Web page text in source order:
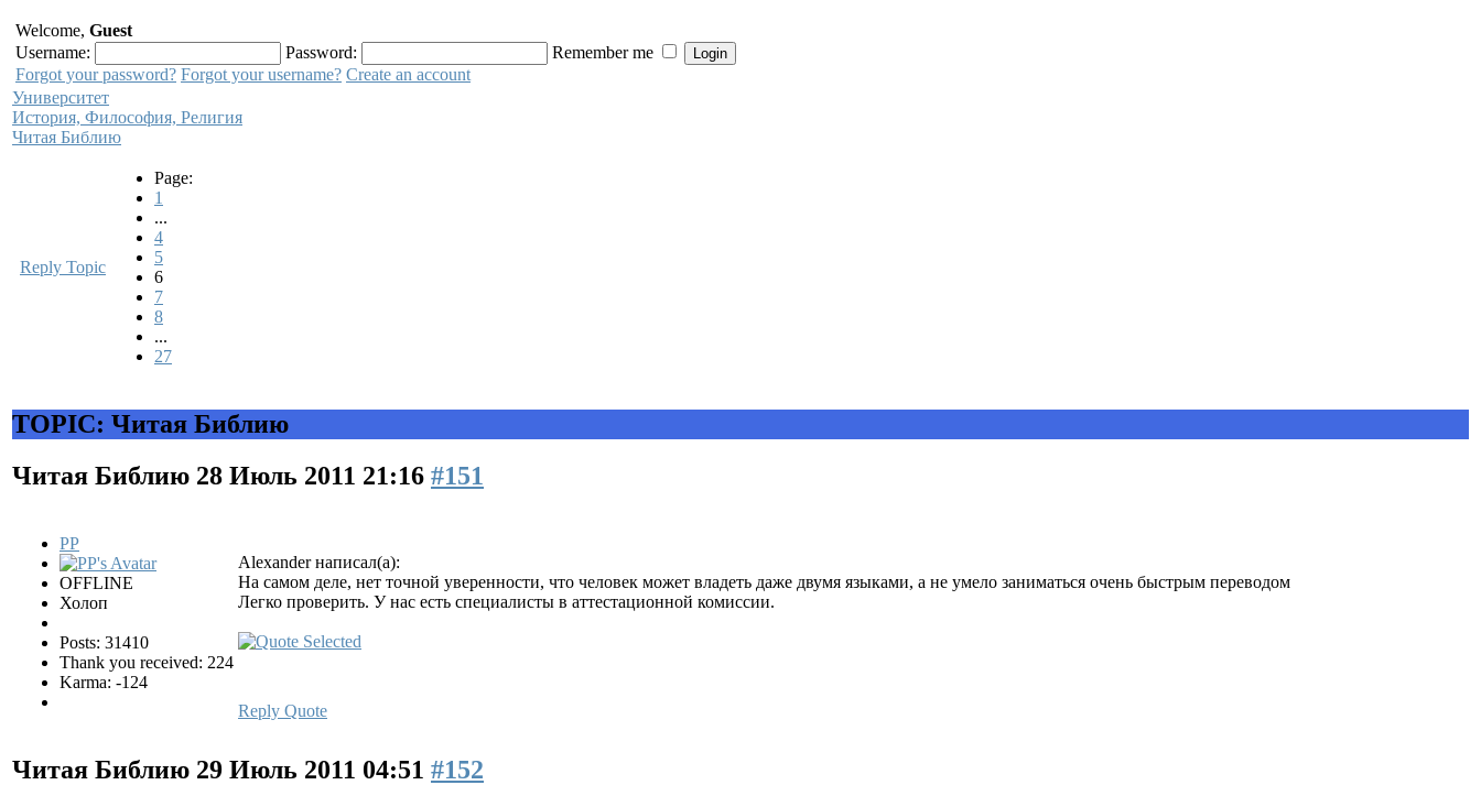
Welcome, Guest
Username:
Password:
Remember me
Forgot your password? Forgot your username? Create an account
Университет
История, Философия, Религия
Читая Библию
Reply Topic
Page:
1
...
4
5
6
7
8
...
27
TOPIC: Читая Библию
Читая Библию 28 Июль 2011 21:16 #151
PP
OFFLINE
Холоп
Posts: 31410
Thank you received: 224
Karma: -124
Alexander написал(а):
На самом деле, нет точной уверенности, что человек может владеть даже двумя языками, а не умело заниматься очень быстрым переводом
Легко проверить. У нас есть специалисты в аттестационной комиссии.
Reply Quote
Читая Библию 29 Июль 2011 04:51 #152